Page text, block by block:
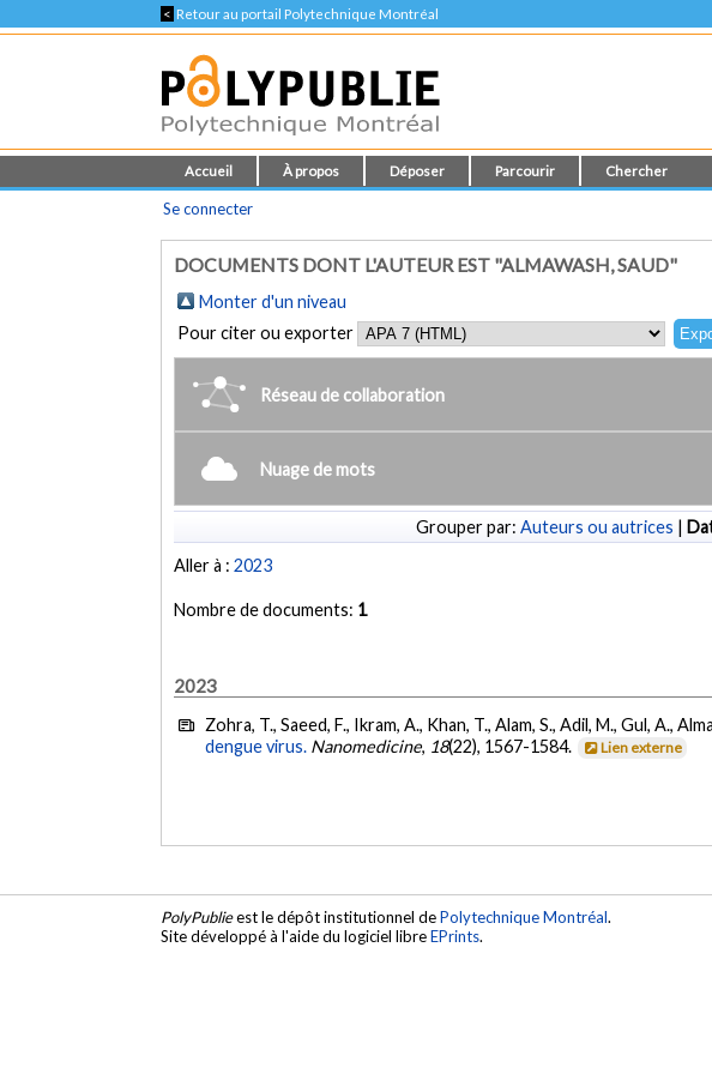
< Retour au portail Polytechnique Montréal
Accueil À propos Déposer Parcourir Chercher
Se connecter
DOCUMENTS DONT L'AUTEUR EST "ALMAWASH, SAUD"
Monter d'un niveau
Pour citer ou exporter
Réseau de collaboration
Nuage de mots
Grouper par: Auteurs ou autrices |
Aller à :2023
Nombre de documents: 1
2023
Zohra, T., Saeed, F., Ikram, A., Khan, T., Alam, S., Adil, M., Gul, A.,
dengue virus. Nanomedicine, 18(22), 1567-1584. Lien externe
PolyPublieest le dépôt institutionnel dePolytechnique Montréal.
Site développé à l'aide du logiciel libreEPrints.